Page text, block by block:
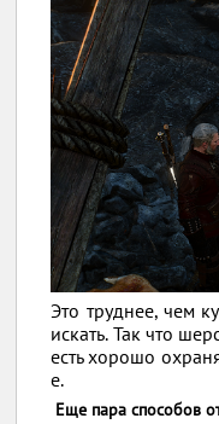
Это труднее, чем
искать. Так что
есть хорошо
е.
Еще пара способов